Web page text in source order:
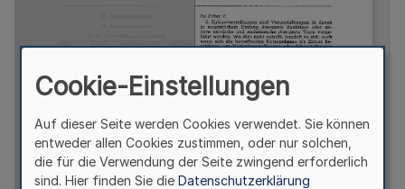
Cookie-Einstellungen
Auf dieser Seite werden Cookies verwendet. Sie können
entweder allen Cookies zustimmen, oder nur solchen,
die für die Verwendung der Seite zwingend erforderlich
sind. Hier finden Sie die Datenschutzerklärung